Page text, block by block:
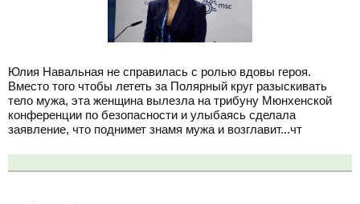
Юлия Навальная не справилась с ролью вдовы героя.
Вместо того чтобы лететь за Полярный круг разыскивать
тело мужа, эта женщина вылезла на трибуну Мюнхенской
конференции по безопасности и улыбаясь сделала
заявление, что поднимет знамя мужа и возглавит...чт